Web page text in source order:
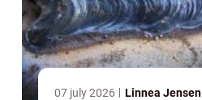
07 july 2026 Linnea Jensen